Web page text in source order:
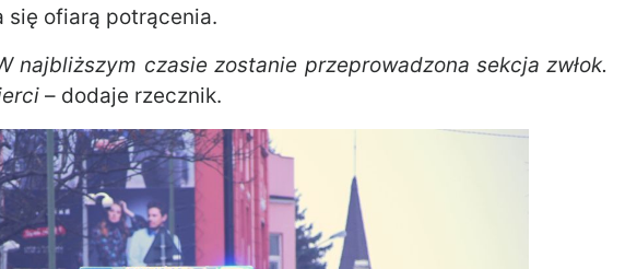
się ofiarą potrącenia.
najbliższym czasie zostanie przeprowadzona sekcja zwłok.
– dodaje rzecznik.